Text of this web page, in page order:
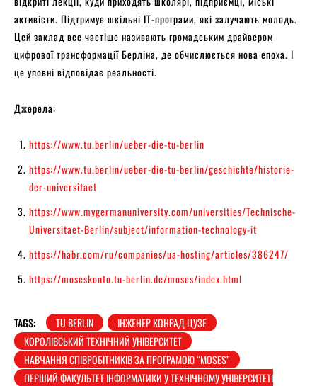
активісти. Підтримує шкільні ІТ-програми, які залучають молодь.
Цей заклад все частіше називають громадським драйвером
цифрової трансформації Берліна, де обчислюється нова епоха. І
це уповні відповідає реальності.
Джерела:
https://www.tu.berlin/ueber-die-tu-berlin
https://www.tu.berlin/ueber-die-tu-berlin/geschichte/historie-
der-universitaet
https://www.mygermanuniversity.com/universities/Technische-
Universitaet-Berlin/subject/information-technology-it
https://habr.com/ru/companies/ua-hosting/articles/386247/
https://moseskonto.tu-berlin.de/moses/index.html
TAGS: TU BERLIN
ІНЖЕНЕР КОНРАД ЦУЗЕ
КОРОЛІВСЬКИЙ ТЕХНІЧНИЙ УНІВЕРСИТЕТ
НАВЧАННЯ СПІВРОБІТНИКІВ ЗА ПРОГРАМОЮ “MOSES”
ПЕРШИЙ ФАКУЛЬТЕТ ІНФОРМАТИКИ У ТЕХНІЧНОМУ УНІВЕРСИТЕТІ